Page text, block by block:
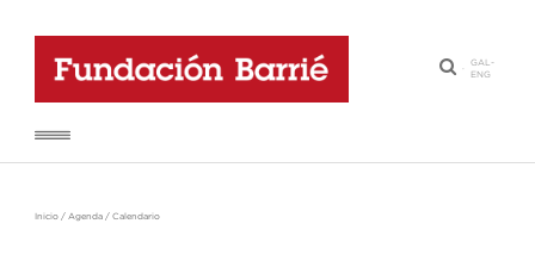
·
GAL-
ENG
Inicio / Agenda / Calendario